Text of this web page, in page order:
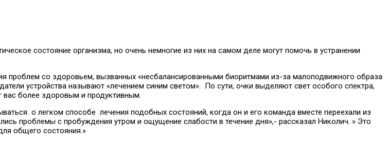
состояние организма, но очень немногие из них на самом деле могут помочь в устранении
проблем со здоровьем, вызванных «несбалансированными биоритмами из-за малоподвижного образа
устройства называют «лечением синим светом». По сути, очки выделяют свет особого спектра,
вас более здоровым и продуктивным.
о легком способе лечения подобных состояний, когда он и его команда вместе переехали из
проблемы с пробуждения утром и ощущение слабости в течение дня»,- рассказал Николич. » Это
общего состояния.»